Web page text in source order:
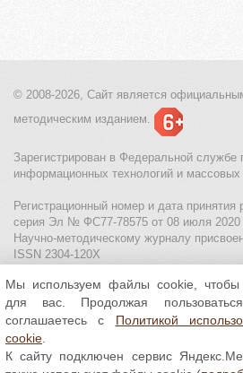
© 2008-2026, Сайт является
методическим изданием.
Зарегистрирован в Федеральной службе
информационных технологий и массовых
Регистрационный номер и дата принятия
серия Эл № ФС77-78575 от 08 июля 2020
Научно-методическому журналу
ISSN 2304-120X
МЦИТО|Школьные олимпиады и онлайн
Политика использования файлов cookie|
защиты персональных данных
Все материалы доступны
Commons С указанием авторства 4.0
Мы используем файлы cookie, чтобы
для вас. Продолжая
соглашаетесь с Политикой
cookie
К сайту подключен сервис